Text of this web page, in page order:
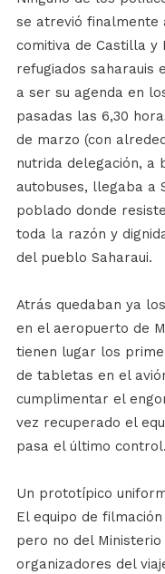
se atrevió
comitiva de Castilla y
refugiados saharauis
a ser su agenda en
pasadas las 6,30
de marzo (con
nutrida delegación, a
autobuses, llegaba a
poblado donde
toda la razón y
del pueblo Saharaui.
Atrás quedaban ya
en el aeropuerto de
tienen lugar los
de tabletas en el
cumplimentar el
vez recuperado el
pasa el último control.
Un prototípico
El equipo de
pero no del
organizadores del